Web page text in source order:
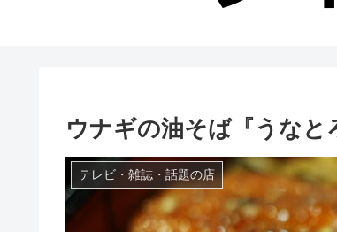
ウナギの油そば『うなと
テレビ・雑誌・話題の店